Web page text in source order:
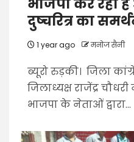
भाजपा कर रही
दुष्चरित्र का
1 year ago मनोज सैनी
ब्यूरो रुड़की। जिला
जिलाध्यक्ष राजेंद्र
भाजपा के नेताओं द्वारा...